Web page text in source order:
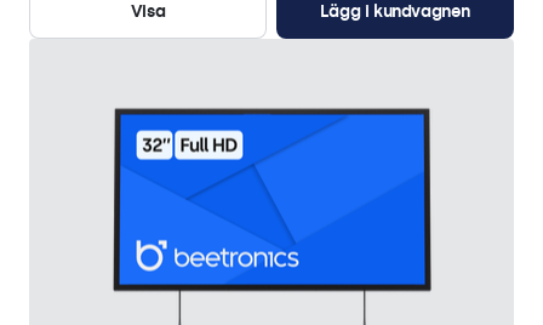
Visa
Lägg i kundvagnen